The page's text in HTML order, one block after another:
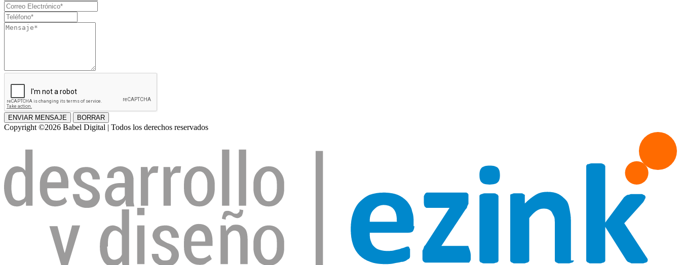
y
apellido
Correo
Electrónico
Teléfono
Mensaje
ENVIAR MENSAJE BORRAR
Copyright ©2026 Babel Digital | Todos los derechos reservados